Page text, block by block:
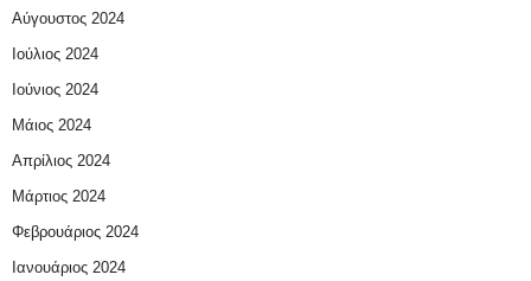
Αύγουστος 2024
Ιούλιος 2024
Ιούνιος 2024
Μάιος 2024
Απρίλιος 2024
Μάρτιος 2024
Φεβρουάριος 2024
Ιανουάριος 2024